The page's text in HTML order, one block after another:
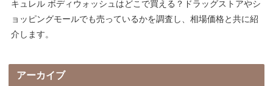
キュレル ボディウォッシュはどこで買える？ドラッグストアやシ
ョッピングモールでも売っているかを調査し、相場価格と共に紹
介します。
アーカイブ